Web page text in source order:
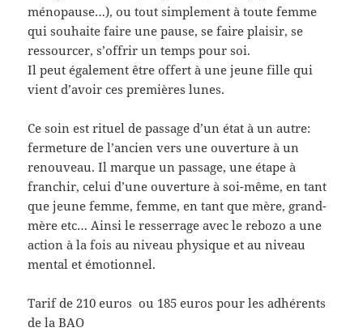
ménopause…), ou tout simplement à toute femme
qui souhaite faire une pause, se faire plaisir, se
ressourcer, s’offrir un temps pour soi.
Il peut également être offert à une jeune fille qui
vient d’avoir ces premières lunes.
Ce soin est rituel de passage d’un état à un autre:
fermeture de l’ancien vers une ouverture à un
renouveau. Il marque un passage, une étape à
franchir, celui d’une ouverture à soi-même, en tant
que jeune femme, femme, en tant que mère, grand-
mère etc… Ainsi le resserrage avec le rebozo a une
action à la fois au niveau physique et au niveau
mental et émotionnel.
Tarif de 210 euros ou 185 euros pour les adhérents
de la BAO